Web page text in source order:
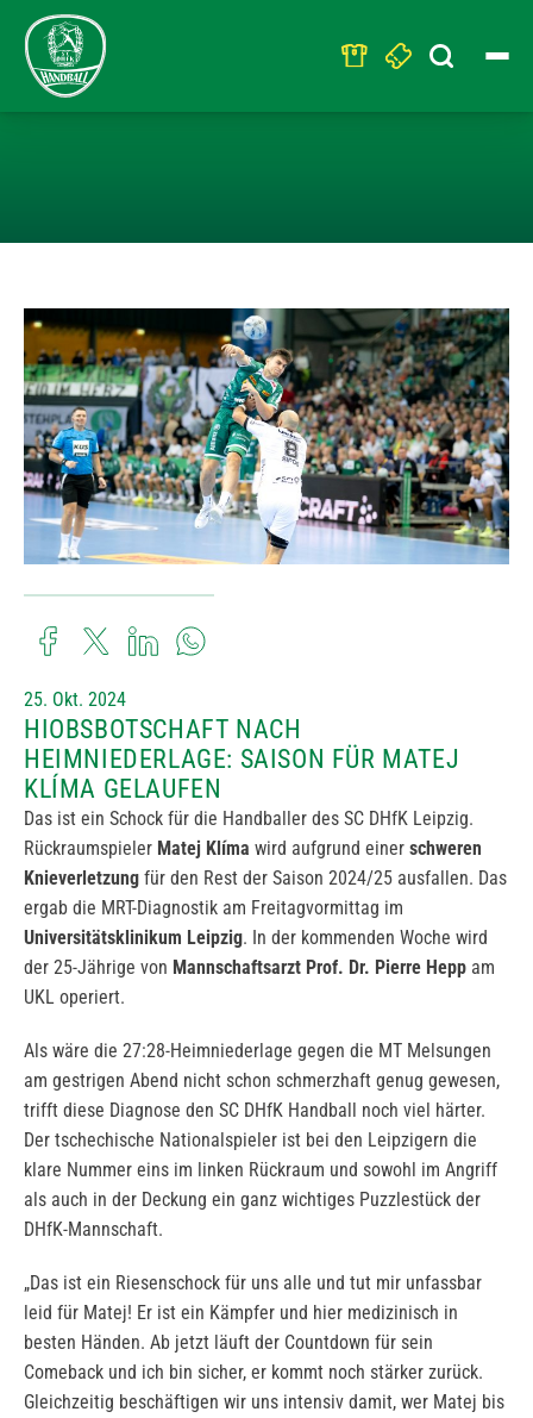
Search
for:
25. Okt. 2024
HIOBSBOTSCHAFT NACH
HEIMNIEDERLAGE: SAISON FÜR MATEJ
KLÍMA GELAUFEN
Das ist ein Schock für die Handballer des SC DHfK Leipzig.
Rückraumspieler Matej Klíma wird aufgrund einer schweren
Knieverletzung für den Rest der Saison 2024/25 ausfallen. Das
ergab die MRT-Diagnostik am Freitagvormittag im
Universitätsklinikum Leipzig. In der kommenden Woche wird
der 25-Jährige von Mannschaftsarzt Prof. Dr. Pierre Hepp am
UKL operiert.
Als wäre die 27:28-Heimniederlage gegen die MT Melsungen
am gestrigen Abend nicht schon schmerzhaft genug gewesen,
trifft diese Diagnose den SC DHfK Handball noch viel härter.
Der tschechische Nationalspieler ist bei den Leipzigern die
klare Nummer eins im linken Rückraum und sowohl im Angriff
als auch in der Deckung ein ganz wichtiges Puzzlestück der
DHfK-Mannschaft.
„Das ist ein Riesenschock für uns alle und tut mir unfassbar
leid für Matej! Er ist ein Kämpfer und hier medizinisch in
besten Händen. Ab jetzt läuft der Countdown für sein
Comeback und ich bin sicher, er kommt noch stärker zurück.
Gleichzeitig beschäftigen wir uns intensiv damit, wer Matej bis